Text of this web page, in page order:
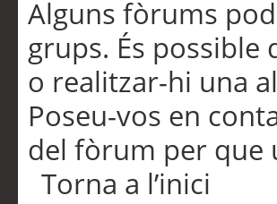
Alguns fòrums
grups. És
o realitzar-hi una
Poseu-vos en
del fòrum per que
Torna a l’inici